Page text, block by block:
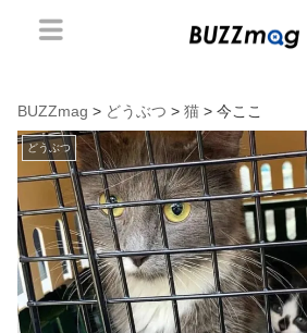
BUZZmag > どうぶつ > 猫 > 今ここ
どうぶつ